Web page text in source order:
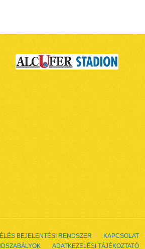
BEJELENTÉSI RENDSZER
KAPCSOLAT
ADATKEZELÉSI TÁJÉKOZTATÓ